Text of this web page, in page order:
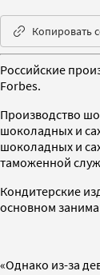
Копировать
Российские
Forbes.
Производство
шоколадных и
шоколадных и
таможенной
Кондитерские
основном
«Однако из-за